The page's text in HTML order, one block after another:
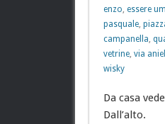
enzo, essere
pasquale,
campanella,
vetrine, via
wisky
Da casa
Dall’alto.